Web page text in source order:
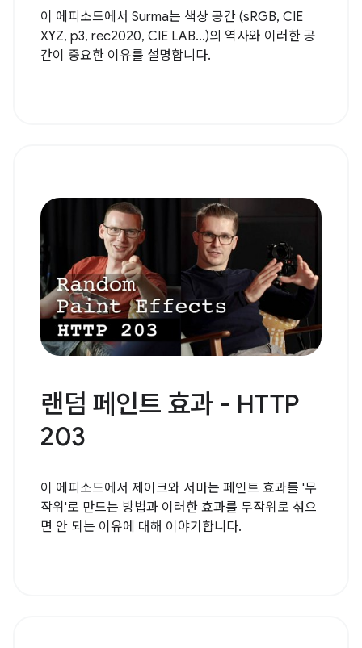
이 에피소드에서 Surma는 색상 공간 (sRGB, CIE
XYZ, p3, rec2020, CIE LAB...)의 역사와 이러한 공
간이 중요한 이유를 설명합니다.
랜덤 페인트 효과 - HTTP
203
이 에피소드에서 제이크와 서마는 페인트 효과를 '무
작위'로 만드는 방법과 이러한 효과를 무작위로 섞으
면 안 되는 이유에 대해 이야기합니다.